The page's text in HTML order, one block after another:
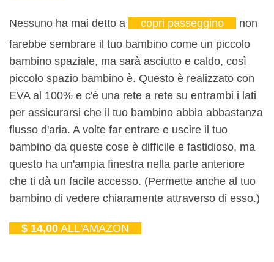
Nessuno ha mai detto a copri passeggino
non
farebbe sembrare il tuo bambino come un piccolo
bambino spaziale, ma sarà asciutto e caldo, così
piccolo spazio bambino è. Questo è realizzato con
EVA al 100% e c'è una rete a rete su entrambi i lati
per assicurarsi che il tuo bambino abbia abbastanza
flusso d'aria. A volte far entrare e uscire il tuo
bambino da queste cose è difficile e fastidioso, ma
questo ha un'ampia finestra nella parte anteriore
che ti dà un facile accesso. (Permette anche al tuo
bambino di vedere chiaramente attraverso di esso.)
$ 14,00 ALL'AMAZON